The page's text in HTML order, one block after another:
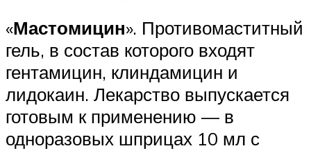
«Мастомицин». Противомаститный
гель, в состав которого входят
гентамицин, клиндамицин и
лидокаин. Лекарство выпускается
готовым к применению — в
одноразовых шприцах 10 мл с